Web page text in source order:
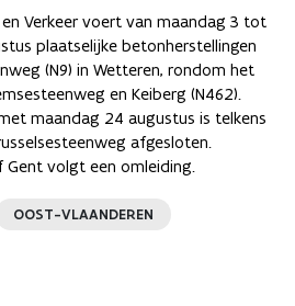
Verkeer voert van maandag 3 tot
plaatselijke betonherstellingen
(N9) in Wetteren, rondom het
en Keiberg (N462).
maandag 24 augustus is telkens
afgesloten.
Gent volgt een omleiding.
OOST-VLAANDEREN